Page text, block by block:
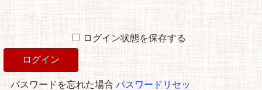
ログイン状態を保存する
パスワードを忘れた場合パスワードリセッ